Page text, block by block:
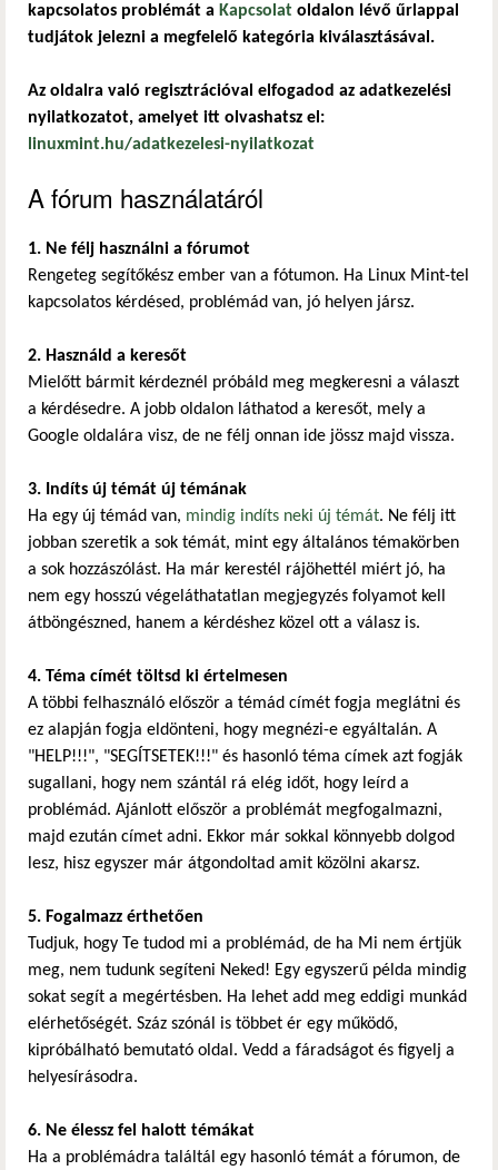
kapcsolatos problémát a Kapcsolat oldalon lévő űrlappal
tudjátok jelezni a megfelelő kategória kiválasztásával.
Az oldalra való regisztrációval elfogadod az adatkezelési
nyilatkozatot, amelyet itt olvashatsz el:
linuxmint.hu/adatkezelesi-nyilatkozat
A fórum használatáról
1. Ne félj használni a fórumot
Rengeteg segítőkész ember van a fótumon. Ha Linux Mint-tel
kapcsolatos kérdésed, problémád van, jó helyen jársz.
2. Használd a keresőt
Mielőtt bármit kérdeznél próbáld meg megkeresni a választ
a kérdésedre. A jobb oldalon láthatod a keresőt, mely a
Google oldalára visz, de ne félj onnan ide jössz majd vissza.
3. Indíts új témát új témának
Ha egy új témád van, mindig indíts neki új témát. Ne félj itt
jobban szeretik a sok témát, mint egy általános témakörben
a sok hozzászólást. Ha már kerestél rájöhettél miért jó, ha
nem egy hosszú végeláthatatlan megjegyzés folyamot kell
átböngészned, hanem a kérdéshez közel ott a válasz is.
4. Téma címét töltsd ki értelmesen
A többi felhasználó először a témád címét fogja meglátni és
ez alapján fogja eldönteni, hogy megnézi-e egyáltalán. A
"HELP!!!", "SEGÍTSETEK!!!" és hasonló téma címek azt fogják
sugallani, hogy nem szántál rá elég időt, hogy leírd a
problémád. Ajánlott először a problémát megfogalmazni,
majd ezután címet adni. Ekkor már sokkal könnyebb dolgod
lesz, hisz egyszer már átgondoltad amit közölni akarsz.
5. Fogalmazz érthetően
Tudjuk, hogy Te tudod mi a problémád, de ha Mi nem értjük
meg, nem tudunk segíteni Neked! Egy egyszerű példa mindig
sokat segít a megértésben. Ha lehet add meg eddigi munkád
elérhetőségét. Száz szónál is többet ér egy működő,
kipróbálható bemutató oldal. Vedd a fáradságot és figyelj a
helyesírásodra.
6. Ne élessz fel halott témákat
Ha a problémádra találtál egy hasonló témát a fórumon, de